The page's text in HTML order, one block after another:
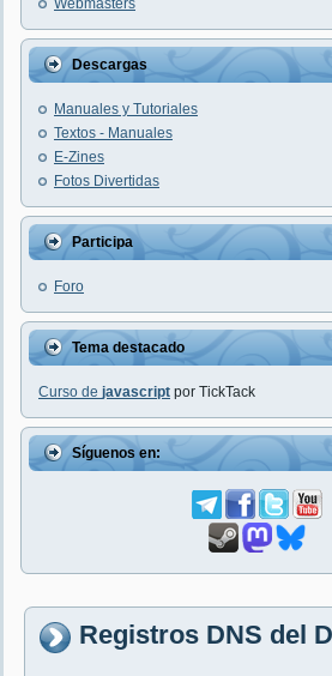
Webmasters
Descargas
Manuales y Tutoriales
Textos - Manuales
E-Zines
Fotos Divertidas
Participa
Foro
Tema destacado
Curso de javascript por TickTack
Síguenos en:
Registros DNS del